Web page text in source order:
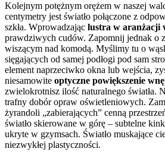
Kolejnym potężnym orężem w naszej
centymetry jest światło połączone z
szkła. Wprowadzając lustra w aranżacji
prawdziwych cudów. Zapomnij jednak o
wiszącym nad komodą. Myślimy tu o
sięgających od samej podłogi pod sam
element naprzeciwko okna lub wejścia,
niesamowite optyczne powiększenie
zwielokrotnisz ilość naturalnego światła.
trafny dobór opraw oświetleniowych.
żyrandoli „zabierających” cenną
światło skierowane w górę – subtelne
ukryte w gzymsach. Światło muskające
niezwykłej plastyczności.